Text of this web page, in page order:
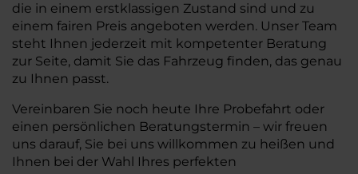
die in einem erstklassigen Zustand sind und zu
einem fairen Preis angeboten werden. Unser Team
steht Ihnen jederzeit mit kompetenter Beratung
zur Seite, damit Sie das Fahrzeug finden, das genau
zu Ihnen passt.
Vereinbaren Sie noch heute Ihre Probefahrt oder
einen persönlichen Beratungstermin – wir freuen
uns darauf, Sie bei uns willkommen zu heißen und
Ihnen bei der Wahl Ihres perfekten